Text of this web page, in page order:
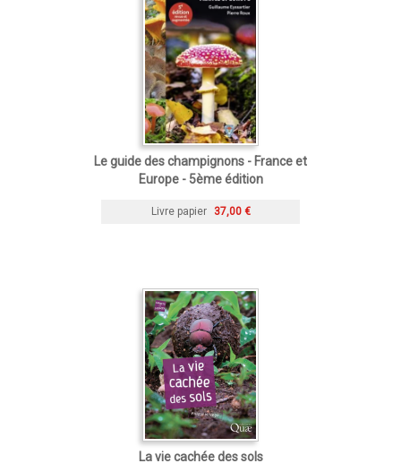
Le guide des champignons - France et
Europe - 5ème édition
Livre papier 37,00 €
La vie cachée des sols